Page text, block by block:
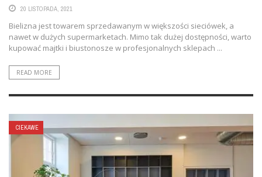
20 LISTOPADA, 2021
Bielizna jest towarem sprzedawanym w większości sieciówek, a
nawet w dużych supermarketach. Mimo tak dużej dostępności, warto
kupować majtki i biustonosze w profesjonalnych sklepach ...
READ MORE
CIEKAWE